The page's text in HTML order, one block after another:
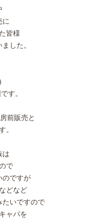
に
皆様
した。
す。
前販売と
。
は
で
のですが
どなど
たいですので
ャパを